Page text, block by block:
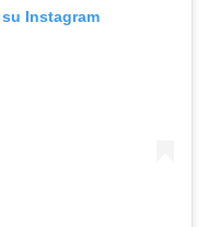
Instagram